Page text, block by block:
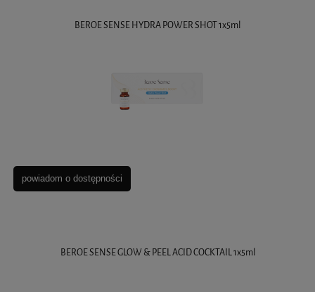
BEROE SENSE HYDRA POWER SHOT 1x5ml
powiadom o dostępności
BEROE SENSE GLOW & PEEL ACID COCKTAIL 1x5ml